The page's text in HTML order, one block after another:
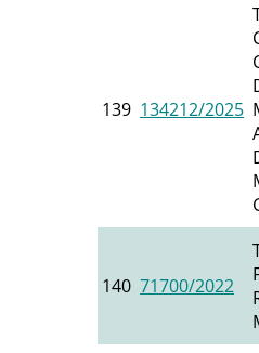
139 134212/2025
140 71700/2022